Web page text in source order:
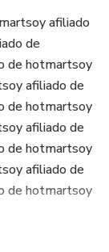
afiliado
de
de hotmartsoy
afiliado de
de hotmartsoy
afiliado de
de hotmartsoy
afiliado de
de hotmartsoy